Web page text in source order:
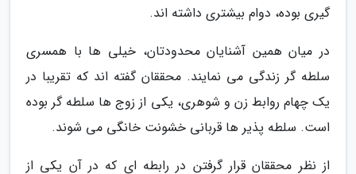
گیری بوده، دوام بیشتری داشته اند.
در میان همین آشنایان محدودتان، خیلی ها با همسری
سلطه گر زندگی می نمایند. محققان گفته اند که تقریبا در
یک چهام روابط زن و شوهری، یکی از زوج ها سلطه گر بوده
است. سلطه پذیر ها قربانی خشونت خانگی می شوند.
از نظر محققان قرار گرفتن در رابطه ای که در آن یکی از